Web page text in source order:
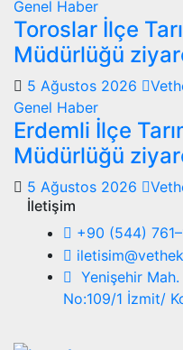
Genel Haber
Toroslar İlçe
Müdürlüğü
5 Ağustos 2026
Genel Haber
Erdemli İlçe
Müdürlüğü
5 Ağustos 2026
İletişim
+90 (544)
Yenişehir
No:109/1 İzmit/